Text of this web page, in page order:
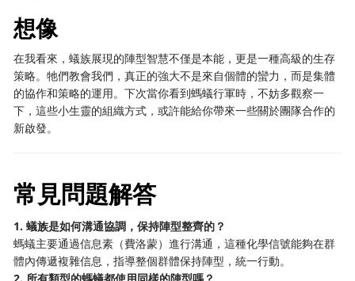
想像
在我看來，蟻族展現的陣型智慧不僅是本能，更是一種高級的生存
策略。牠們教會我們，真正的強大不是來自個體的蠻力，而是集體
的協作和策略的運用。下次當你看到螞蟻行軍時，不妨多觀察一
下，這些小生靈的組織方式，或許能給你帶來一些關於團隊合作的
新啟發。
常見問題解答
1. 蟻族是如何溝通協調，保持陣型整齊的？
螞蟻主要通過信息素（費洛蒙）進行溝通，這種化學信號能夠在群
體內傳遞複雜信息，指導整個群體保持陣型，統一行動。